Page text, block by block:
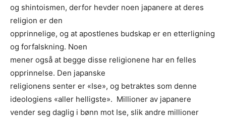
og shintoismen, derfor hevder noen japanere at deres
religion er den
opprinnelige, og at apostlenes budskap er en etterligning
og forfalskning. Noen
mener også at begge disse religionene har en felles
opprinnelse. Den japanske
religionens senter er «Ise», og betraktes som denne
ideologiens «aller helligste». Millioner av japanere
vender seg daglig i bønn mot Ise, slik andre millioner